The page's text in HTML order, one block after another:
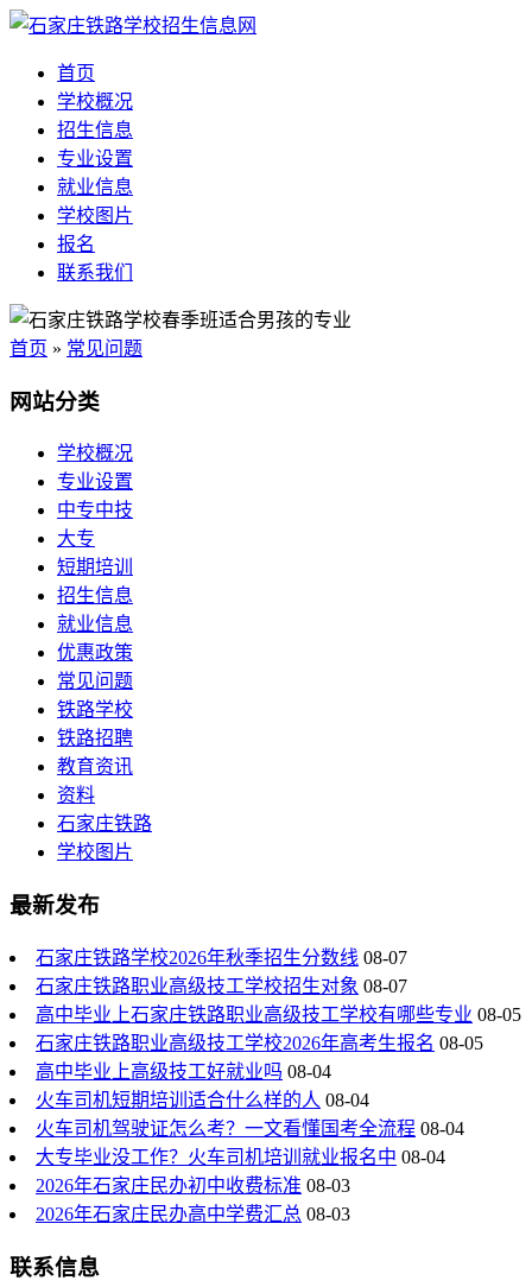
首页
学校概况
招生信息
专业设置
就业信息
学校图片
报名
联系我们
首页 » 常见问题
网站分类
学校概况
专业设置
中专中技
大专
短期培训
招生信息
就业信息
优惠政策
常见问题
铁路学校
铁路招聘
教育资讯
资料
石家庄铁路
学校图片
最新发布
石家庄铁路学校2026年秋季招生分数线 08-07
石家庄铁路职业高级技工学校招生对象 08-07
高中毕业上石家庄铁路职业高级技工学校有哪些专业 08-05
石家庄铁路职业高级技工学校2026年高考生报名 08-05
高中毕业上高级技工好就业吗 08-04
火车司机短期培训适合什么样的人 08-04
火车司机驾驶证怎么考？一文看懂国考全流程 08-04
大专毕业没工作？火车司机培训就业报名中 08-04
2026年石家庄民办初中收费标准 08-03
2026年石家庄民办高中学费汇总 08-03
联系信息